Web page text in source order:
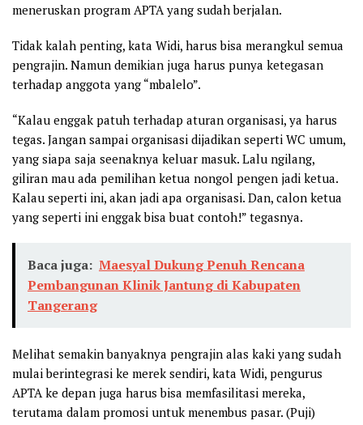
meneruskan program APTA yang sudah berjalan.
Tidak kalah penting, kata Widi, harus bisa merangkul semua
pengrajin. Namun demikian juga harus punya ketegasan
terhadap anggota yang “mbalelo”.
“Kalau enggak patuh terhadap aturan organisasi, ya harus
tegas. Jangan sampai organisasi dijadikan seperti WC umum,
yang siapa saja seenaknya keluar masuk. Lalu ngilang,
giliran mau ada pemilihan ketua nongol pengen jadi ketua.
Kalau seperti ini, akan jadi apa organisasi. Dan, calon ketua
yang seperti ini enggak bisa buat contoh!” tegasnya.
Baca juga: Maesyal Dukung Penuh Rencana
Pembangunan Klinik Jantung di Kabupaten
Tangerang
Melihat semakin banyaknya pengrajin alas kaki yang sudah
mulai berintegrasi ke merek sendiri, kata Widi, pengurus
APTA ke depan juga harus bisa memfasilitasi mereka,
terutama dalam promosi untuk menembus pasar. (Puji)